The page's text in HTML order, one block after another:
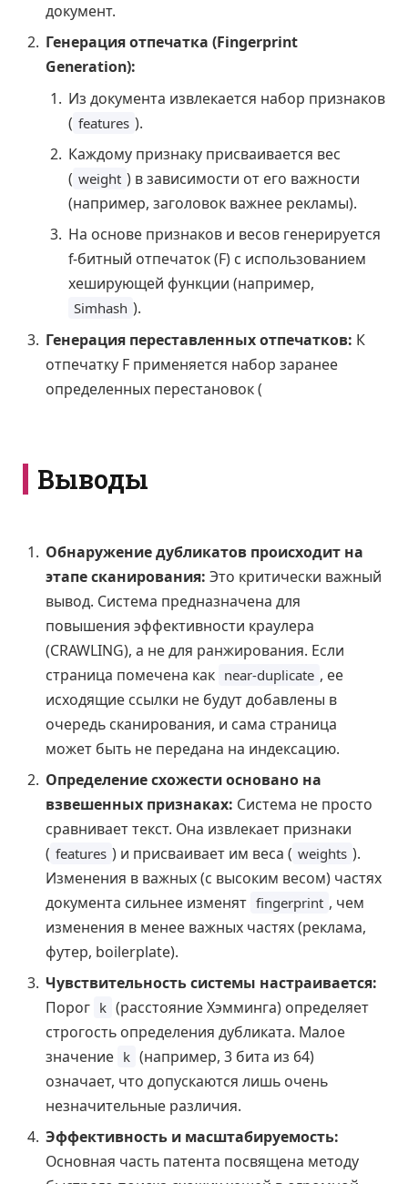
документ.
Генерация отпечатка (Fingerprint
Generation):
Из документа извлекается набор признаков
( features ).
Каждому признаку присваивается вес
( weight ) в зависимости от его важности
(например, заголовок важнее рекламы).
На основе признаков и весов генерируется
f-битный отпечаток (F) с использованием
хеширующей функции (например,
Simhash ).
Генерация переставленных отпечатков: К
отпечатку F применяется набор заранее
определенных перестановок (
Выводы
Обнаружение дубликатов происходит на
этапе сканирования: Это критически важный
вывод. Система предназначена для
повышения эффективности краулера
(CRAWLING), а не для ранжирования. Если
страница помечена как near-duplicate , ее
исходящие ссылки не будут добавлены в
очередь сканирования, и сама страница
может быть не передана на индексацию.
Определение схожести основано на
взвешенных признаках: Система не просто
сравнивает текст. Она извлекает признаки
( features ) и присваивает им веса ( weights ).
Изменения в важных (с высоким весом) частях
документа сильнее изменят fingerprint , чем
изменения в менее важных частях (реклама,
футер, boilerplate).
Чувствительность системы настраивается:
Порог k (расстояние Хэмминга) определяет
строгость определения дубликата. Малое
значение k (например, 3 бита из 64)
означает, что допускаются лишь очень
незначительные различия.
Эффективность и масштабируемость:
Основная часть патента посвящена методу